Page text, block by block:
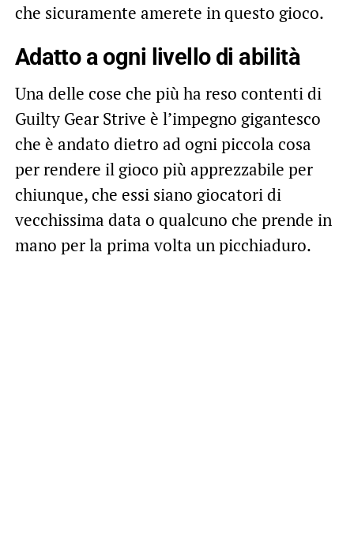
che sicuramente amerete in questo gioco.
Adatto a ogni livello di abilità
Una delle cose che più ha reso contenti di
Guilty Gear Strive è l’impegno gigantesco
che è andato dietro ad ogni piccola cosa
per rendere il gioco più apprezzabile per
chiunque, che essi siano giocatori di
vecchissima data o qualcuno che prende in
mano per la prima volta un picchiaduro.